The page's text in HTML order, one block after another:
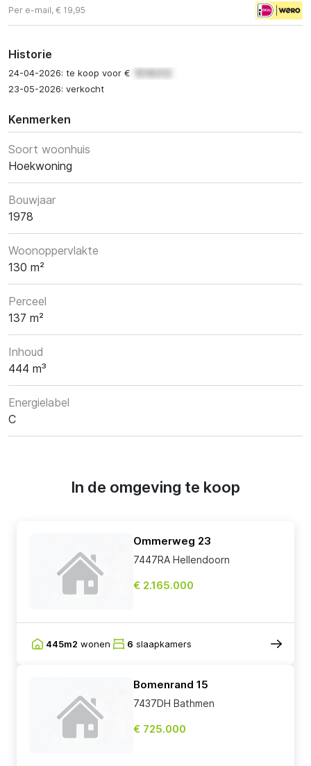
Per e-mail, € 19,95
Historie
24-04-2026: te koop voor €
23-05-2026: verkocht
Kenmerken
Soort woonhuis
Hoekwoning
Bouwjaar
1978
Woonoppervlakte
130 m²
Perceel
137 m²
Inhoud
444 m³
Energielabel
C
In de omgeving te koop
Ommerweg 23
7447RA Hellendoorn
€ 2.165.000
445m2 wonen 6 slaapkamers
Bomenrand 15
7437DH Bathmen
€ 725.000